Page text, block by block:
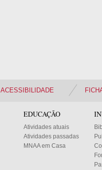
ACESSIBILIDADE
EDUCAÇÃO
Atividades atuais
Atividades passadas
MNAA em Casa